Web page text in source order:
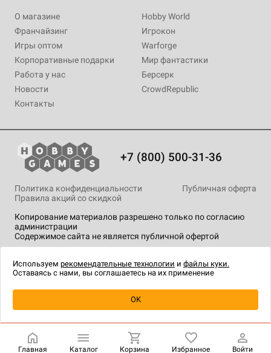
Уведомить о наличии
О магазине
Франчайзинг
Игры оптом
Корпоративные подарки
Работа у нас
Новости
Контакты
Hobby World
Игрокон
Warforge
Мир фантастики
Берсерк
CrowdRepublic
+7 (800) 500-31-36
Копирование материалов разрешено только по согласию
администрации
Содержимое сайта не является публичной офертой
Политика конфиденциальности
Публичная оферта
Правила акций со скидкой
технологии.
Главная Каталог Корзина Избранное Войти
Используем рекомендательные технологии и файлы куки.
Оставаясь с нами, вы соглашаетесь на их применение
OK